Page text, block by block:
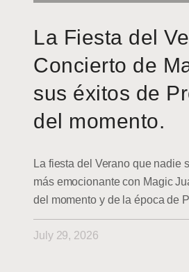
La Fiesta del
Concierto de
sus éxitos de
del momento.
La fiesta del Verano que nadie
más emocionante con Magic
del momento y de la época de
July 29, 2026